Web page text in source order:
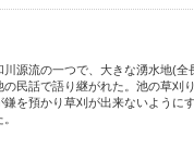
川源流の一つで、大きな湧水地(全
の民話で語り継がれた。池の草刈
鎌を預かり草刈が出来ないように